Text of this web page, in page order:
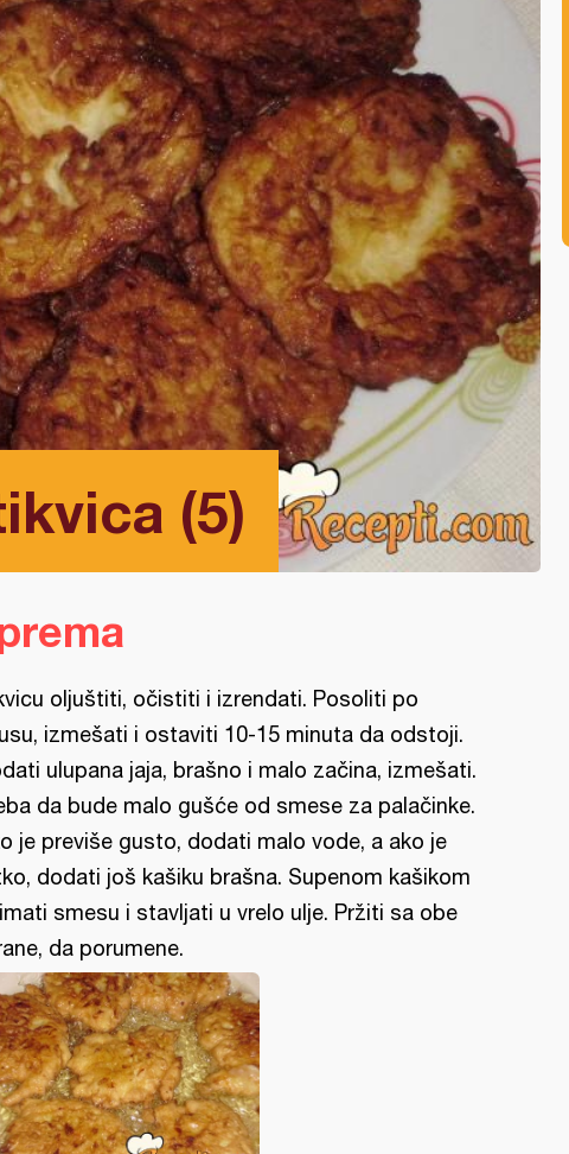
(5)
oljuštiti, očistiti i izrendati. Posoliti po
izmešati i ostaviti 10-15 minuta da odstoji.
ulupana jaja, brašno i malo začina, izmešati.
da bude malo gušće od smese za palačinke.
je previše gusto, dodati malo vode, a ako je
dodati još kašiku brašna. Supenom kašikom
smesu i stavljati u vrelo ulje. Pržiti sa obe
da porumene.